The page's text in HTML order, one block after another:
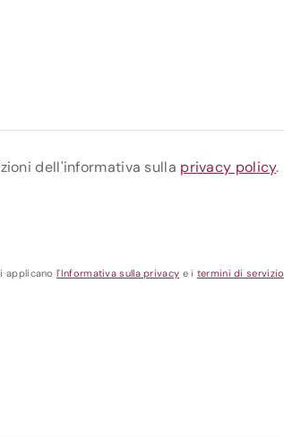
dell'informativa sulla privacy policy.
applicanol'Informativa sulla privacy e i termini di servizio